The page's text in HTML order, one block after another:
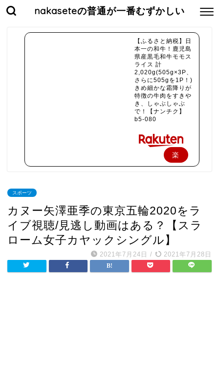
nakaseteの普通が一番むずかしい
【ふるさと納税】日
本一の和牛！鹿児島
県産黒毛和牛モモス
ライス 計
2,020g(505g×3P、
さらに505gを1P！)
きめ細かな霜降りが
特徴の牛肉をすきや
き、しゃぶしゃぶ
で！【ナンチク】
b5-080
楽
スポーツ
カヌー矢澤亜季の東京五輪2020をラ
イブ視聴/見逃し動画はある？【スラ
ローム女子カヤックシングル】
2021年7月24日 / 2021年7月28日